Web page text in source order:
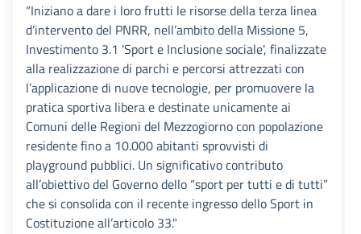
“Iniziano a dare i loro frutti le risorse della terza linea
d’intervento del PNRR, nell’ambito della Missione 5,
Investimento 3.1 'Sport e Inclusione sociale', finalizzate
alla realizzazione di parchi e percorsi attrezzati con
l’applicazione di nuove tecnologie, per promuovere la
pratica sportiva libera e destinate unicamente ai
Comuni delle Regioni del Mezzogiorno con popolazione
residente fino a 10.000 abitanti sprovvisti di
playground pubblici. Un significativo contributo
all’obiettivo del Governo dello “sport per tutti e di tutti”
che si consolida con il recente ingresso dello Sport in
Costituzione all’articolo 33."